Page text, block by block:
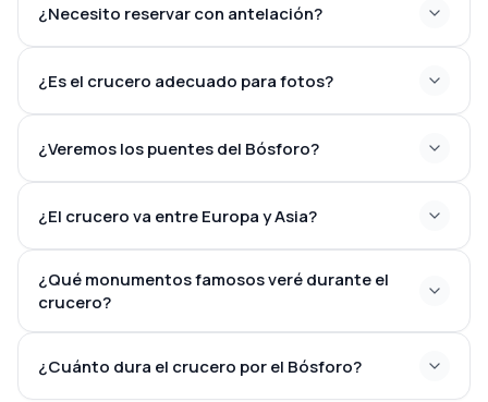
¿Necesito reservar con antelación?
¿Es el crucero adecuado para fotos?
¿Veremos los puentes del Bósforo?
¿El crucero va entre Europa y Asia?
¿Qué monumentos famosos veré durante el
crucero?
¿Cuánto dura el crucero por el Bósforo?